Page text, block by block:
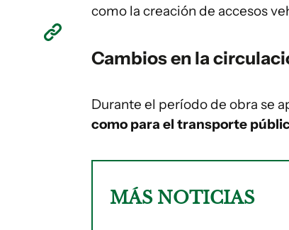
como la creación de accesos
Cambios en la
Durante el período de obra se
como para el transporte
MÁS NOTICIAS